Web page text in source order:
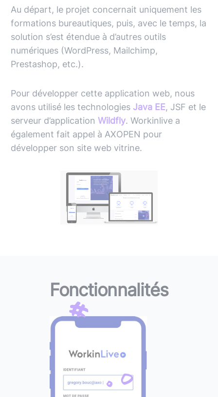
Au départ, le projet concernait uniquement les
formations bureautiques, puis, avec le temps, la
solution s’est étendue à d’autres outils
numériques (WordPress, Mailchimp,
Prestashop, etc.).
Pour développer cette application web, nous
avons utilisé les technologies Java EE, JSF et le
serveur d’applicationWildfly. Workinlive a
également fait appel à AXOPEN pour
développer son site web vitrine.
Fonctionnalités